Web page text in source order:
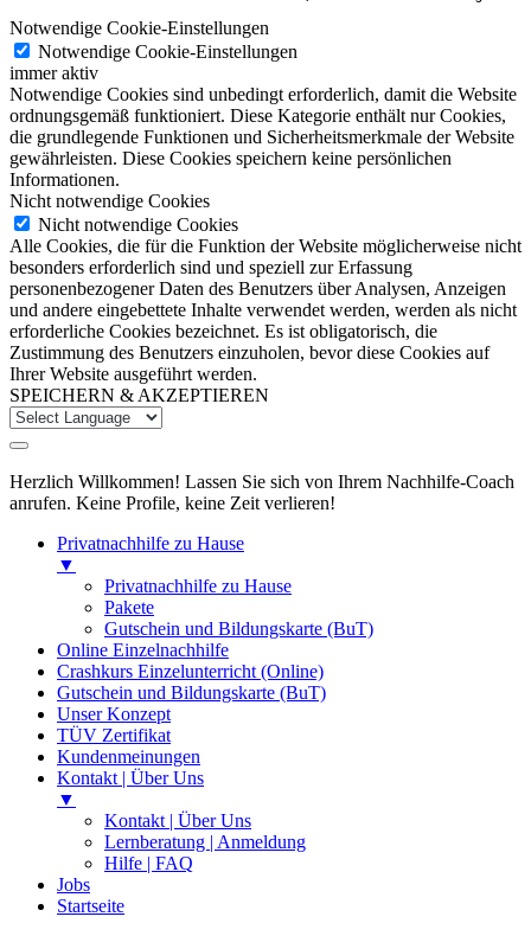
Notwendige Cookie-Einstellungen
Notwendige Cookie-Einstellungen
immer aktiv
Notwendige Cookies sind unbedingt erforderlich, damit die Website
ordnungsgemäß funktioniert. Diese Kategorie enthält nur Cookies,
die grundlegende Funktionen und Sicherheitsmerkmale der Website
gewährleisten. Diese Cookies speichern keine persönlichen
Informationen.
Nicht notwendige Cookies
Nicht notwendige Cookies
Alle Cookies, die für die Funktion der Website möglicherweise nicht
besonders erforderlich sind und speziell zur Erfassung
personenbezogener Daten des Benutzers über Analysen, Anzeigen
und andere eingebettete Inhalte verwendet werden, werden als nicht
erforderliche Cookies bezeichnet. Es ist obligatorisch, die
Zustimmung des Benutzers einzuholen, bevor diese Cookies auf
Ihrer Website ausgeführt werden.
SPEICHERN & AKZEPTIEREN
Herzlich Willkommen! Lassen Sie sich von Ihrem Nachhilfe-Coach
anrufen. Keine Profile, keine Zeit verlieren!
Privatnachhilfe zu Hause
▼
Privatnachhilfe zu Hause
Pakete
Gutschein und Bildungskarte (BuT)
Online Einzelnachhilfe
Crashkurs Einzelunterricht (Online)
Gutschein und Bildungskarte (BuT)
Unser Konzept
TÜV Zertifikat
Kundenmeinungen
Kontakt | Über Uns
▼
Kontakt | Über Uns
Lernberatung | Anmeldung
Hilfe | FAQ
Jobs
Startseite